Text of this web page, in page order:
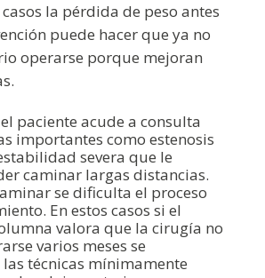
la pérdida de peso antes
puede hacer que ya no
operarse porque mejoran
paciente acude a consulta
importantes como estenosis
severa que le
caminar largas distancias.
se dificulta el proceso
En estos casos si el
valora que la cirugía no
varios meses se
técnicas mínimamente